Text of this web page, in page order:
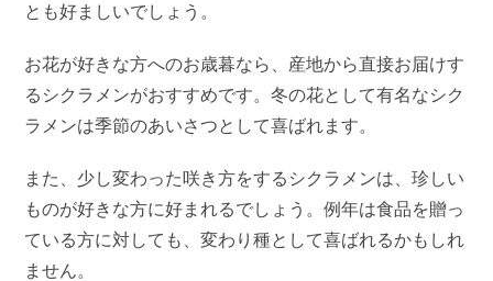
とも好ましいでしょう。
お花が好きな方へのお歳暮なら、産地から直接お届けす
るシクラメンがおすすめです。冬の花として有名なシク
ラメンは季節のあいさつとして喜ばれます。
また、少し変わった咲き方をするシクラメンは、珍しい
ものが好きな方に好まれるでしょう。例年は食品を贈っ
ている方に対しても、変わり種として喜ばれるかもしれ
ません。